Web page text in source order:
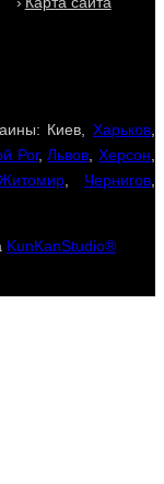
Киев, Харьков
Рог,Львов ,Херсон
, Чернигов
KunKanStudio®